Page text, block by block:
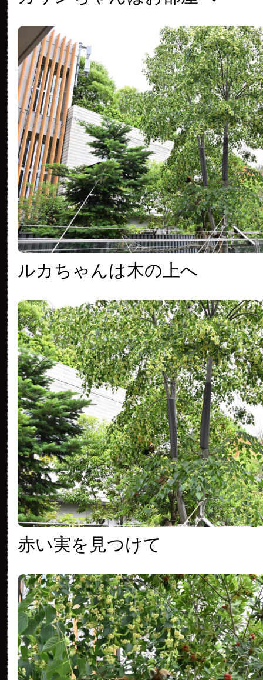
ルカちゃんは木の上へ
赤い実を見つけて